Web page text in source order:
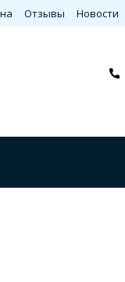
Отзывы Новости